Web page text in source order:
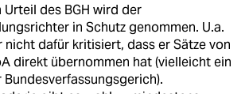
Urteil des BGH wird der
in Schutz genommen. U.a.
nicht dafür kritisiert, dass er Sätze von
direkt übernommen hat (vielleicht ein
Bundesverfassungsgerich).